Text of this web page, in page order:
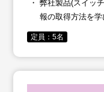
弊社製品(スイッ
報の取得方法を学
定員：5名